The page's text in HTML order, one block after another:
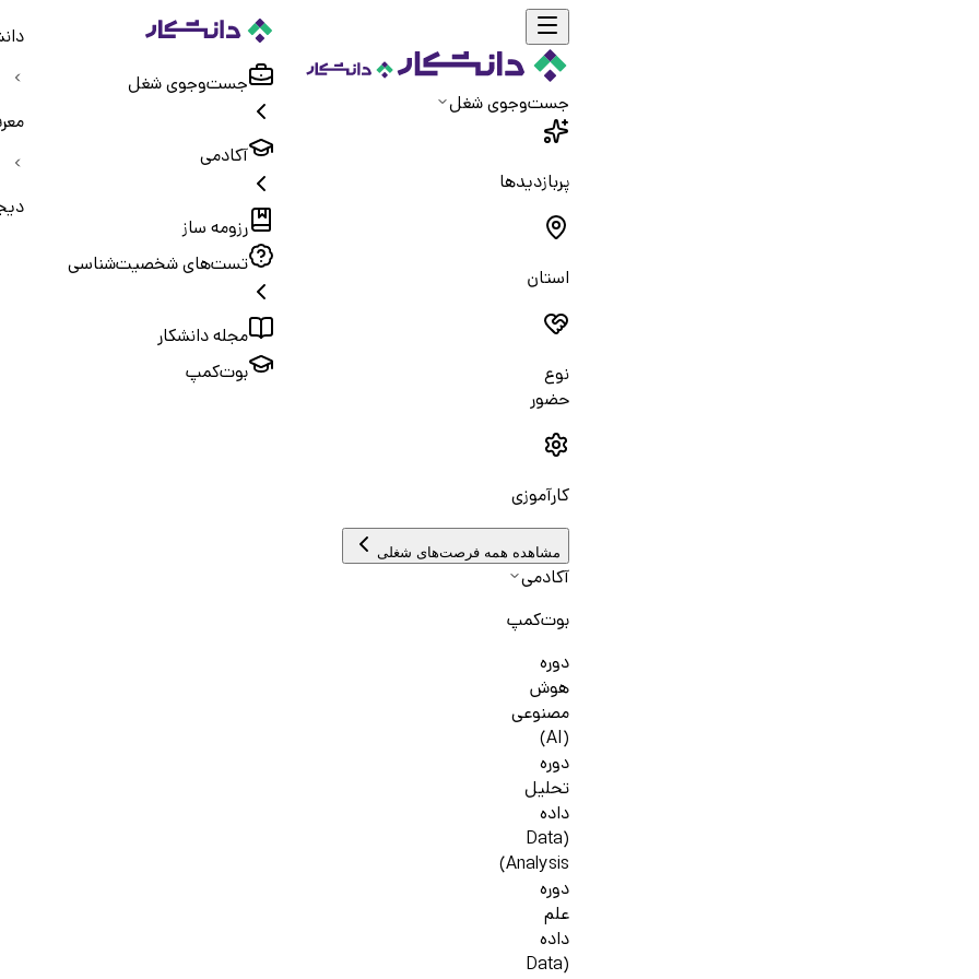
جست‌و‌جوی شغل
پربازدیدها
استان
نوع
حضور
کارآموزی
مشاهده همه فرصت‌های شغلی
آکادمی
بوت‌کمپ
دوره
هوش
مصنوعی
(AI)
دوره
تحلیل
داده
(Data
Analysis)
دوره
علم
داده
(Data
جست‌و‌جوی شغل
آکادمی
رزومه ساز
تست‌های شخصیت‌شناسی
مجله دانشکار
بوت‌کمپ